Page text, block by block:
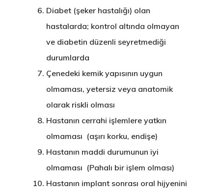
Diabet (şeker hastalığı) olan
hastalarda; kontrol altında olmayan
ve diabetin düzenli seyretmediği
durumlarda
Çenedeki kemik yapısının uygun
olmaması, yetersiz veya anatomik
olarak riskli olması
Hastanın cerrahi işlemlere yatkın
olmaması (aşırı korku, endişe)
Hastanın maddi durumunun iyi
olmaması (Pahalı bir işlem olması)
Hastanın implant sonrası oral hijyenini